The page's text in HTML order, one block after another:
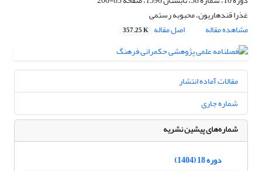
عَذرا قندهاریون، محبوبه رستمی
مشاهده مقاله
اصل مقاله 357.25 K
مقالات آماده انتشار
شماره جاری
شماره‌های پیشین نشریه
دوره 18 (1404)